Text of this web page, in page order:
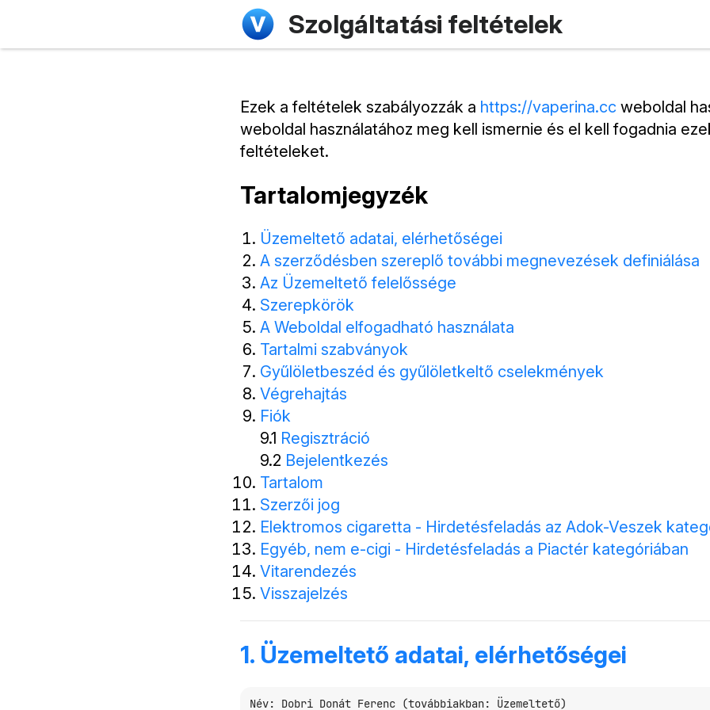
Szolgáltatási feltételek
Ezek a feltételek szabályozzák a https://vaperina.cc weboldal
weboldal használatához meg kell ismernie és el kell fogadnia
feltételeket.
Tartalomjegyzék
Üzemeltető adatai, elérhetőségei
A szerződésben szereplő további megnevezések definiálása
Az Üzemeltető felelőssége
Szerepkörök
A Weboldal elfogadható használata
Tartalmi szabványok
Gyűlöletbeszéd és gyűlöletkeltő cselekmények
Végrehajtás
Fiók
9.1 Regisztráció
9.2 Bejelentkezés
Tartalom
Szerzői jog
Elektromos cigaretta - Hirdetésfeladás az Adok-Veszek
Egyéb, nem e-cigi - Hirdetésfeladás a Piactér kategóriában
Vitarendezés
Visszajelzés
1. Üzemeltető adatai, elérhetőségei
Név: Dobri Donát Ferenc (továbbiakban: Üzemeltető)